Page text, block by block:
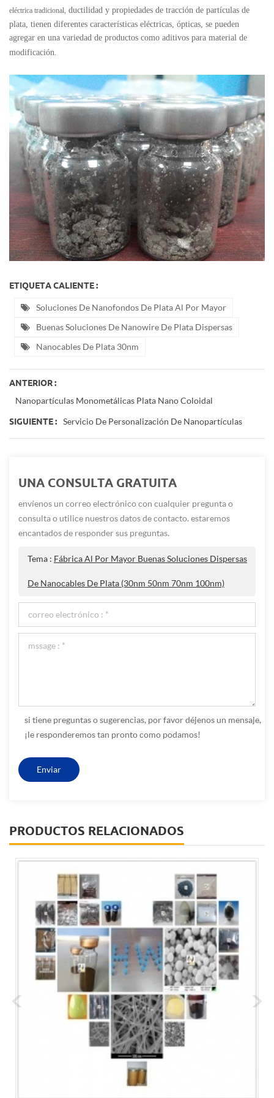
eléctrica tradicional, ductilidad y propiedades de tracción de partículas de
plata, tienen diferentes características eléctricas, ópticas, se pueden
agregar en una variedad de productos como aditivos para material de
modificación.
ETIQUETA CALIENTE :
Soluciones De Nanofondos De Plata Al Por Mayor
Buenas Soluciones De Nanowire De Plata Dispersas
Nanocables De Plata 30nm
ANTERIOR :
Nanopartículas Monometálicas Plata Nano Coloidal
SIGUIENTE : Servicio De Personalización De Nanopartículas
UNA CONSULTA GRATUITA
envíenos un correo electrónico con cualquier pregunta o
consulta o utilice nuestros datos de contacto. estaremos
encantados de responder sus preguntas.
Tema : Fábrica Al Por Mayor Buenas Soluciones Dispersas
De Nanocables De Plata (30nm 50nm 70nm 100nm)
si tiene preguntas o sugerencias, por favor déjenos un mensaje,
¡le responderemos tan pronto como podamos!
PRODUCTOS RELACIONADOS